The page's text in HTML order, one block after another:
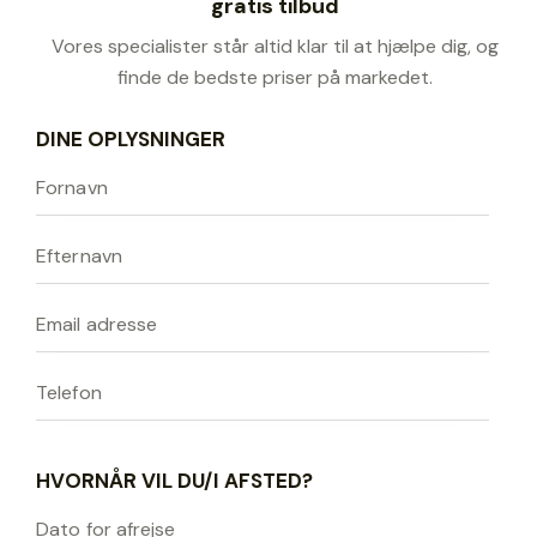
Vores specialister står altid klar til at hjælpe dig, og
finde de bedste priser på markedet.
DINE OPLYSNINGER
HVORNÅR VIL DU/I AFSTED?